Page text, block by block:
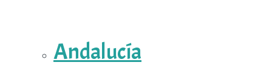
Andalucía